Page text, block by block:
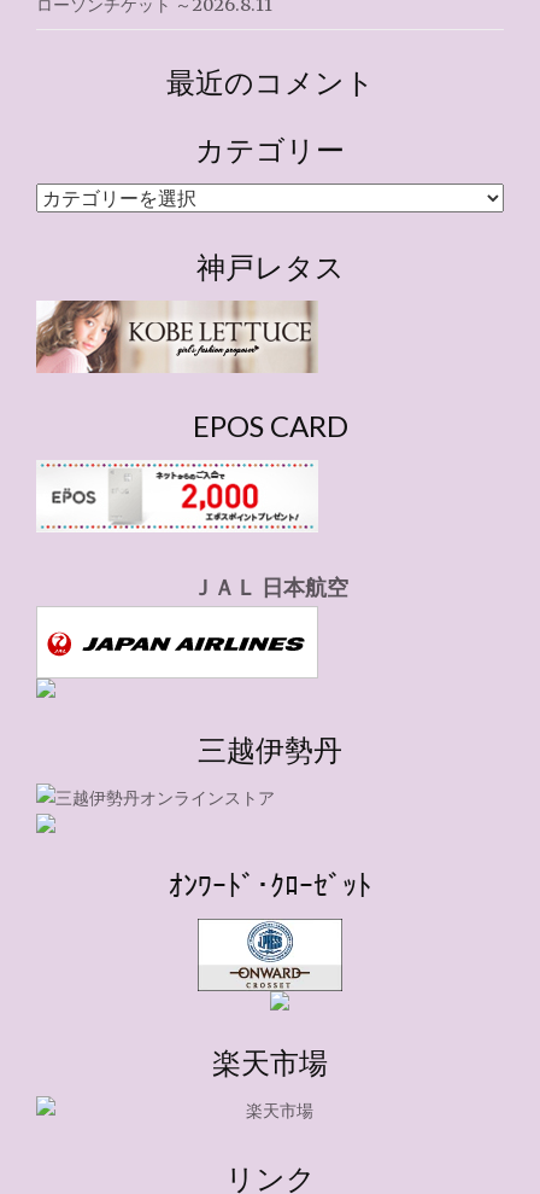
ローソンチケット ～2026.8.11
最近のコメント
カテゴリー
カ
ー
神戸レタス
EPOS CARD
ＪＡＬ 日本航空
三越伊勢丹
ｵﾝﾜｰﾄﾞ･ｸﾛｰｾﾞｯﾄ
楽天市場
リンク